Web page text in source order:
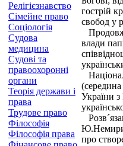
Релігієзнавство
Сімейне право
Соціологія
Судова
медицина
Судові та
правоохоронні
органи
Теорія держави і
права
Трудове право
Філософія
Філософія права
гострій
свобод у
влади
України
про